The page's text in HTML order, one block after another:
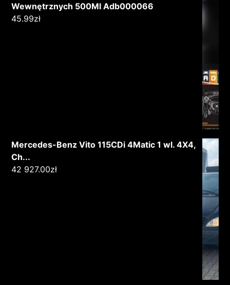
Wewnętrznych 500Ml Adb000066
45.99zł
Mercedes-Benz Vito 115CDi 4Matic 1 wl. 4X4,
Ch...
42 927.00zł